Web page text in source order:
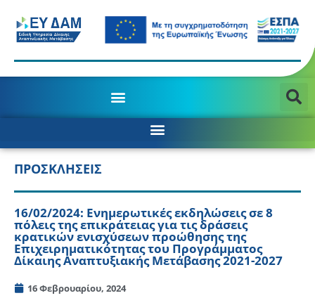
ΠΡΟΣΚΛΗΣΕΙΣ
16/02/2024: Ενημερωτικές εκδηλώσεις σε 8
πόλεις της επικράτειας για τις δράσεις
κρατικών ενισχύσεων προώθησης της
Επιχειρηματικότητας του Προγράμματος
Δίκαιης Αναπτυξιακής Μετάβασης 2021-2027
16 Φεβρουαρίου, 2024